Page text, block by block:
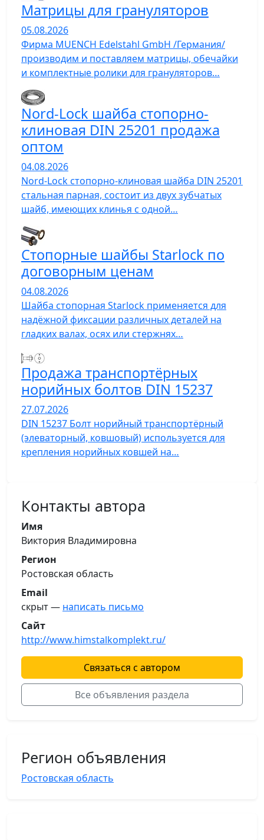
Матрицы для грануляторов
05.08.2026
Фирма MUENCH Edelstahl GmbH /Германия/
производим и поставляем матрицы, обечайки
и комплектные ролики для грануляторов…
Nord-Lock шайба стопорно-
клиновая DIN 25201 продажа
оптом
04.08.2026
Nord-Lock стопорно-клиновая шайба DIN 25201
стальная парная, состоит из двух зубчатых
шайб, имеющих клинья с одной…
Стопорные шайбы Starlock по
договорным ценам
04.08.2026
Шайба стопорная Starlock применяется для
надёжной фиксации различных деталей на
гладких валах, осях или стержнях…
Продажа транспортёрных
норийных болтов DIN 15237
27.07.2026
DIN 15237 Болт норийный транспортёрный
(элеваторный, ковшовый) используется для
крепления норийных ковшей на…
Контакты автора
Имя
Виктория Владимировна
Регион
Ростовская область
Email
скрыт — написать письмо
Сайт
http://www.himstalkomplekt.ru/
Связаться с автором
Все объявления раздела
Регион объявления
Ростовская область